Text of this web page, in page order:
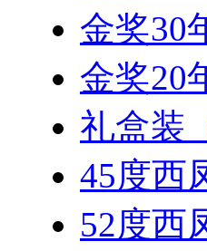
金奖30
金奖20
礼盒装
45度西
52度西